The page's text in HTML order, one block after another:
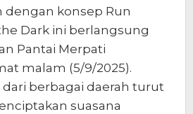
dengan konsep Run
Dark ini berlangsung
Pantai Merpati
malam (5/9/2025).
dari berbagai daerah turut
suasana